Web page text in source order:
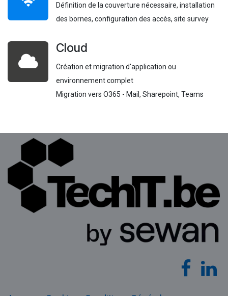
Définition de la couverture nécessaire, installation
des bornes, configuration des accès, site survey
Cloud
Création et migration d'application ou
environnement complet
Migration vers O365 - Mail, Sharepoint, Teams